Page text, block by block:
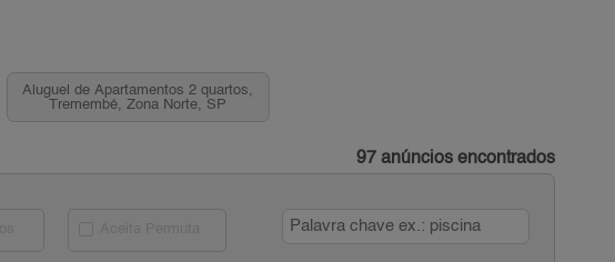
Aluguel de Apartamentos 2 quartos,
Tremembé, Zona Norte, SP
97 anúncios encontrados